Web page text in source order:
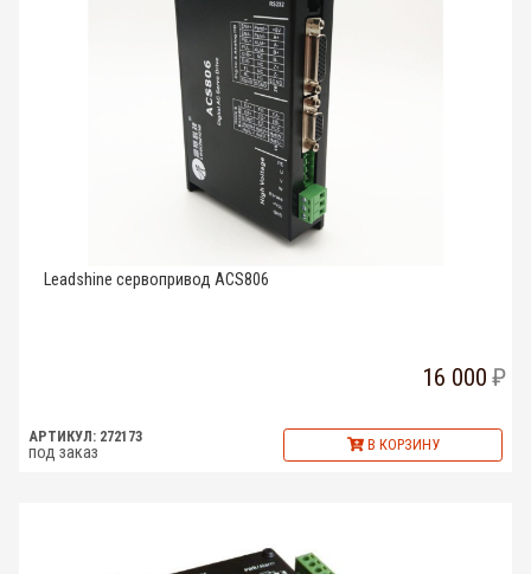
Leadshine сервопривод ACS806
16 000
АРТИКУЛ: 272173
под заказ В КОРЗИНУ